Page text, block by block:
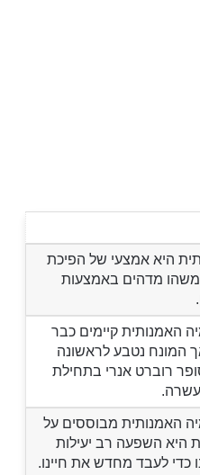
היא אמצעי של הפיכת
מדהים באמצעות
האמנותית קיימים כבר
המונח נטבע לראשונה
רוברט אנרי בתחילת
האמנותית מבוססים על
היא השפעה רב יעילות
כדי לעבד מחדש את חיינו.